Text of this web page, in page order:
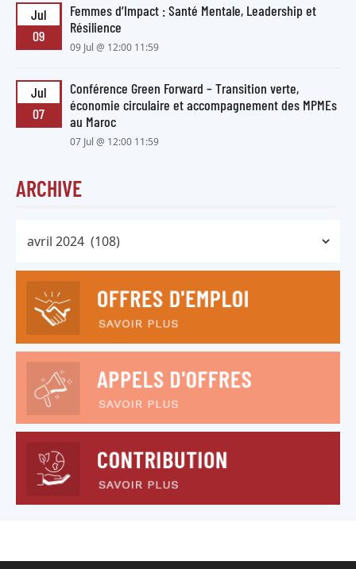
Jul
09
Femmes d’Impact : Santé Mentale, Leadership et
Résilience
09 Jul @ 12:00 11:59
Jul
07
Conférence Green Forward – Transition verte,
économie circulaire et accompagnement des MPMEs
au Maroc
07 Jul @ 12:00 11:59
ARCHIVE